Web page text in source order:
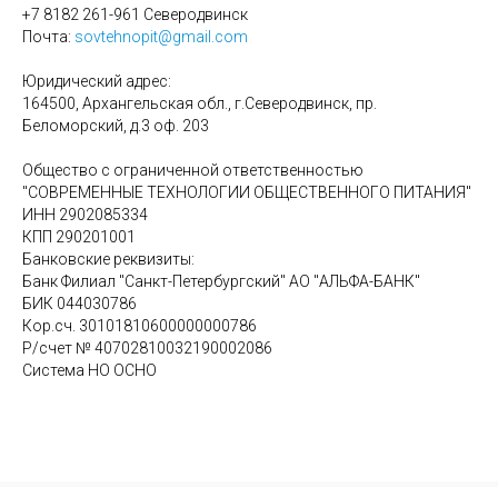
+7 8182 261-961 Северодвинск
Почта: sovtehnopit@gmail.com
Юридический адрес:
164500, Архангельская обл., г.Северодвинск, пр.
Беломорский, д.3 оф. 203
Общество с ограниченной ответственностью
"СОВРЕМЕННЫЕ ТЕХНОЛОГИИ ОБЩЕСТВЕННОГО ПИТАНИЯ"
ИНН 2902085334
КПП 290201001
Банковские реквизиты:
Банк Филиал "Санкт-Петербургский" АО "АЛЬФА-БАНК"
БИК 044030786
Кор.сч. 30101810600000000786
Р/счет № 40702810032190002086
Система НО ОСНО